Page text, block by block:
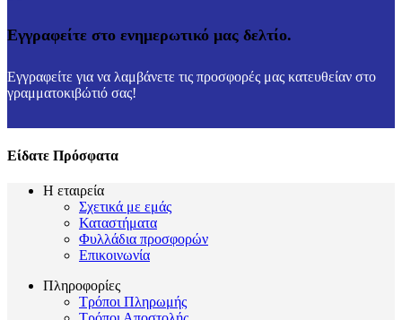
Εγγραφείτε στο ενημερωτικό μας δελτίο.
Εγγραφείτε για να λαμβάνετε τις προσφορές μας κατευθείαν στο
γραμματοκιβώτιό σας!
Είδατε Πρόσφατα
Η εταιρεία
Σχετικά με εμάς
Καταστήματα
Φυλλάδια προσφορών
Επικοινωνία
Πληροφορίες
Τρόποι Πληρωμής